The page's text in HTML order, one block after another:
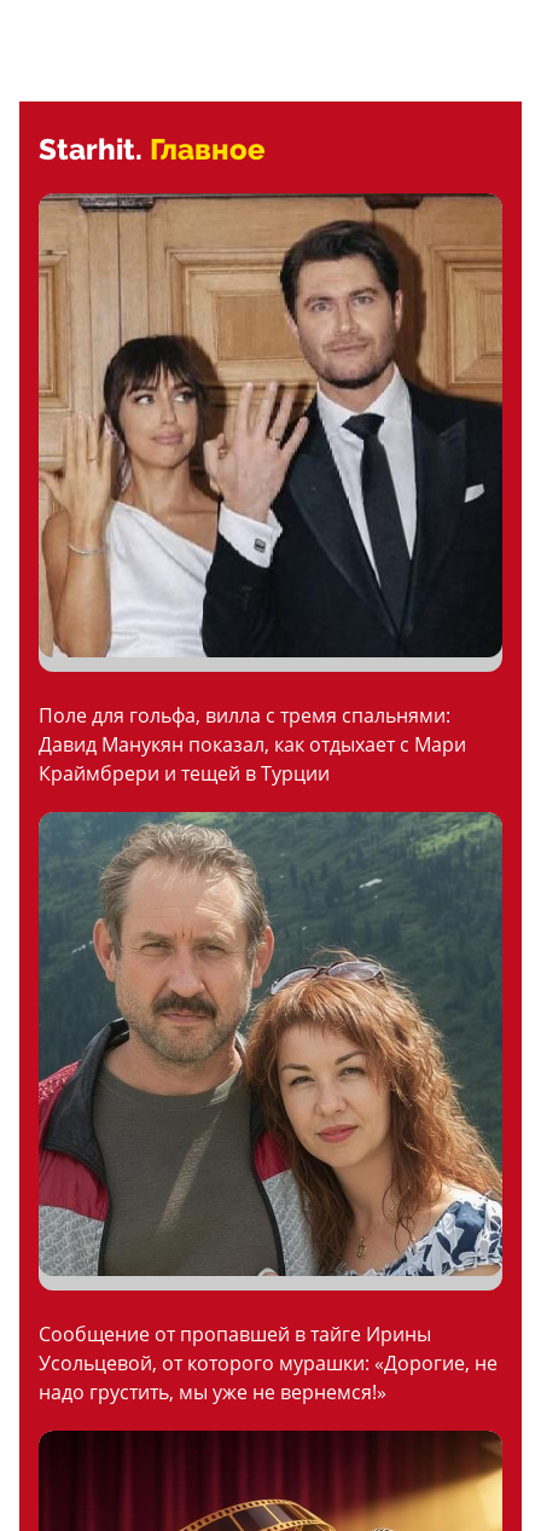
Starhit. Главное
Поле для гольфа, вилла с тремя спальнями:
Давид Манукян показал, как отдыхает с Мари
Краймбрери и тещей в Турции
Сообщение от пропавшей в тайге Ирины
Усольцевой, от которого мурашки: «Дорогие, не
надо грустить, мы уже не вернемся!»